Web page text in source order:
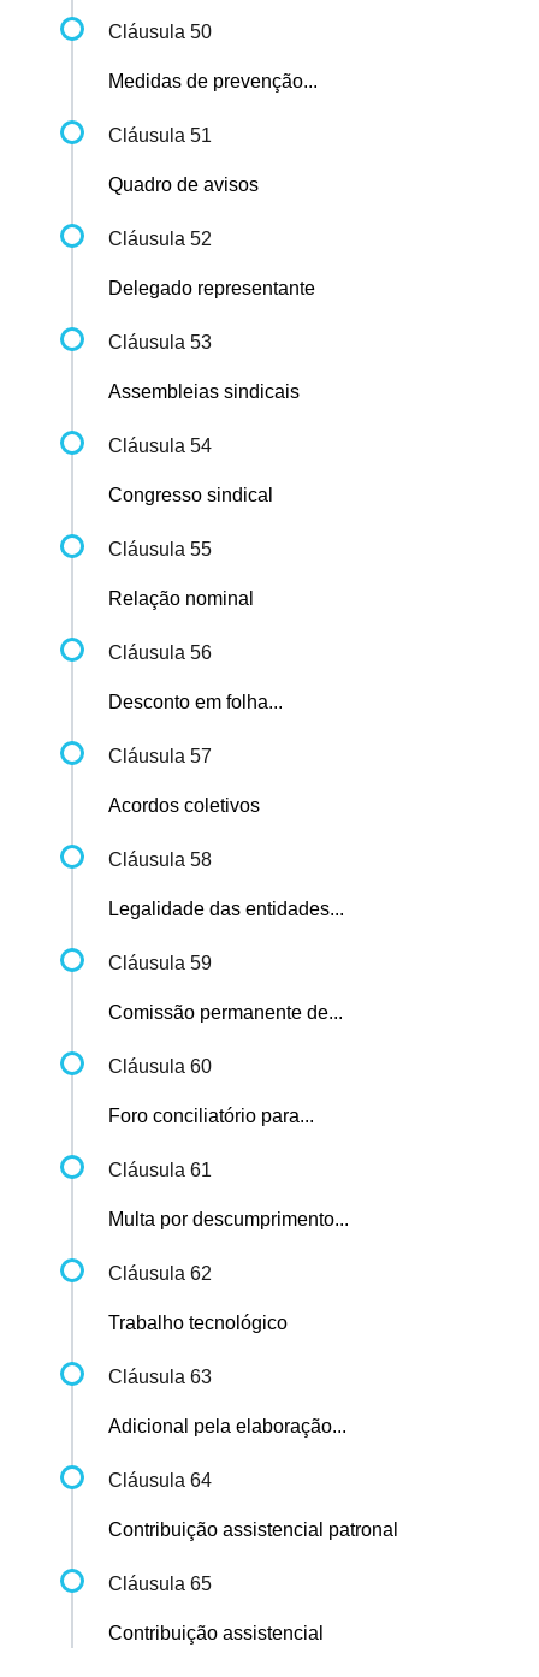
Cláusula 50
Medidas de prevenção...
Cláusula 51
Quadro de avisos
Cláusula 52
Delegado representante
Cláusula 53
Assembleias sindicais
Cláusula 54
Congresso sindical
Cláusula 55
Relação nominal
Cláusula 56
Desconto em folha...
Cláusula 57
Acordos coletivos
Cláusula 58
Legalidade das entidades...
Cláusula 59
Comissão permanente de...
Cláusula 60
Foro conciliatório para...
Cláusula 61
Multa por descumprimento...
Cláusula 62
Trabalho tecnológico
Cláusula 63
Adicional pela elaboração...
Cláusula 64
Contribuição assistencial patronal
Cláusula 65
Contribuição assistencial